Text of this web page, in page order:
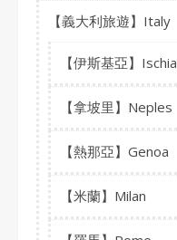
【義大利旅遊】Italy
【伊斯基亞】Ischia
【拿坡里】Neples
【熱那亞】Genoa
【米蘭】Milan